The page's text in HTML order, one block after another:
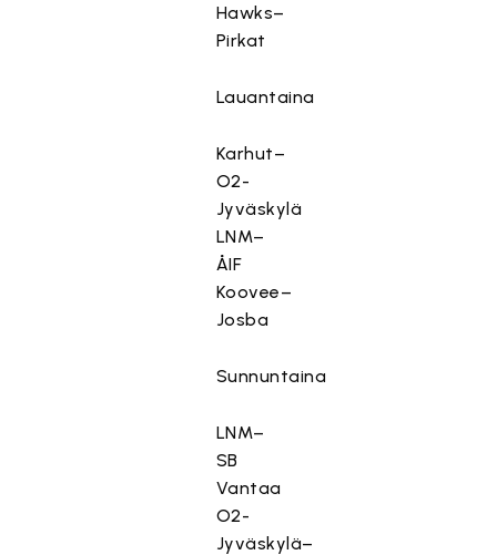
Hawks–
Pirkat
Lauantaina
Karhut–
O2-
Jyväskylä
LNM–
ÅIF
Koovee–
Josba
Sunnuntaina
LNM–
SB
Vantaa
O2-
Jyväskylä–